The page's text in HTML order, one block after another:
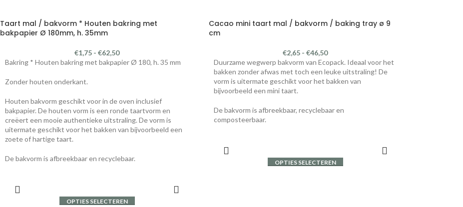
Taart mal / bakvorm * Houten bakring met
bakpapier Ø 180mm, h. 35mm
€1,75 - €62,50
Bakring * Houten bakring met bakpapier Ø 180, h. 35 mm
Zonder houten onderkant.
Houten bakvorm geschikt voor in de oven inclusief
bakpapier. De houten vorm is een ronde taartvorm en
creëert een mooie authentieke uitstraling. De vorm is
uitermate geschikt voor het bakken van bijvoorbeeld een
zoete of hartige taart.
De bakvorm is afbreekbaar en recyclebaar.
OPTIES SELECTEREN
Cacao mini taart mal / bakvorm / baking tray ø 9
cm
€2,65 - €46,50
Duurzame wegwerp bakvorm van Ecopack. Ideaal voor het
bakken zonder afwas met toch een leuke uitstraling! De
vorm is uitermate geschikt voor het bakken van
bijvoorbeeld een mini taart.
De bakvorm is afbreekbaar, recyclebaar en
composteerbaar.
OPTIES SELECTEREN